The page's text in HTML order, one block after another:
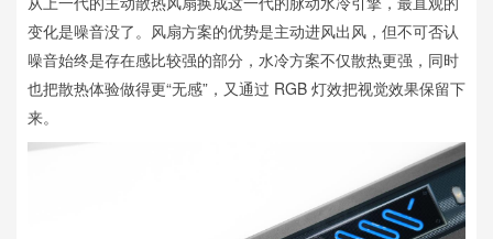
变化是噪音没了。风扇方案的优势是主动进风出风，但不可否认
噪音始终是存在感比较强的部分，水冷方案不仅散热更强，同时
也把散热体验做得更“无感”，又通过 RGB 灯效把视觉效果保留下
来。